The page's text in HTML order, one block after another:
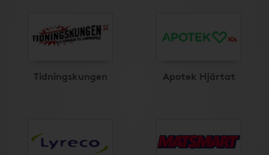
Tidningskungen Apotek Hjärtat